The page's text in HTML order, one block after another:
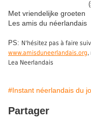
Met vriendelijke groeten
Les amis du néerlandais
PS: N'hésitez pas à faire
www.amisduneerlandais.org,
Lea Neerlandais
#Instant néerlandais du
Partager